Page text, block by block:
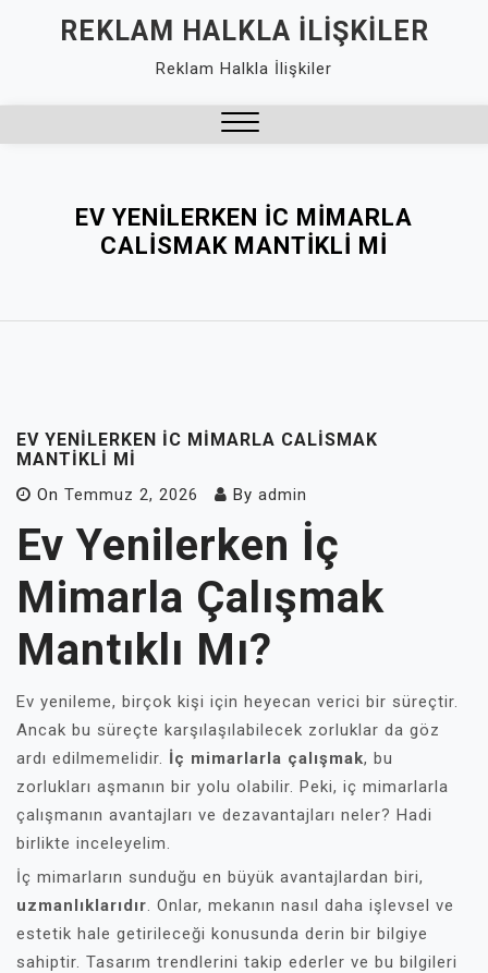
REKLAM HALKLA İLIŞKILER
Reklam Halkla İlişkiler
EV YENILERKEN İC MIMARLA
CALISMAK MANTIKLI MI
EV YENILERKEN İC MIMARLA CALISMAK
MANTIKLI MI
On Temmuz 2, 2026 By admin
Ev Yenilerken İç
Mimarla Çalışmak
Mantıklı Mı?
Ev yenileme, birçok kişi için heyecan verici bir süreçtir.
Ancak bu süreçte karşılaşılabilecek zorluklar da göz
ardı edilmemelidir. İç mimarlarla çalışmak, bu
zorlukları aşmanın bir yolu olabilir. Peki, iç mimarlarla
çalışmanın avantajları ve dezavantajları neler? Hadi
birlikte inceleyelim.
İç mimarların sunduğu en büyük avantajlardan biri,
uzmanlıklarıdır. Onlar, mekanın nasıl daha işlevsel ve
estetik hale getirileceği konusunda derin bir bilgiye
sahiptir. Tasarım trendlerini takip ederler ve bu bilgileri